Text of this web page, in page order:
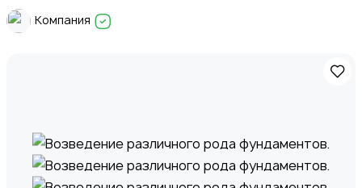
Компания